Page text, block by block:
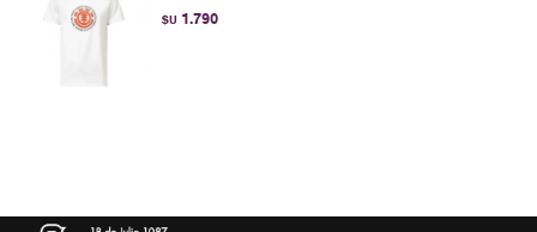
$U 1.790